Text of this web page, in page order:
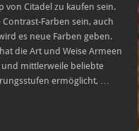
von Citadel zu kaufen sein.
Farben sein, auch
es neue Farben geben.
die Art und Weise Armeen
mittlerweile beliebte
ermöglicht, …